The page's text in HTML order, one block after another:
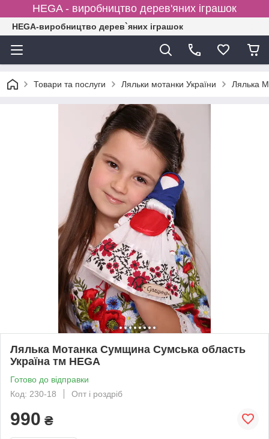
HEGA - виробництво дерев'яних іграшок
HEGA-виробництво дерев`яних іграшок
Товари та послуги Ляльки мотанки України Лялька
Лялька Мотанка Сумщина Сумська область
Україна тм HEGA
Готово до відправки
Код: 230-18
Опт і роздріб
990 ₴